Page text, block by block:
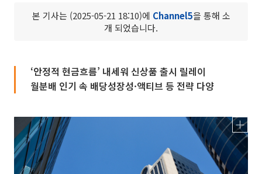
본 기사는 (2025-05-21 18:10)에 Channel5을 통해 소
개 되었습니다.
‘안정적 현금흐름’ 내세워 신상품 출시 릴레이
월분배 인기 속 배당성장성·액티브 등 전략 다양